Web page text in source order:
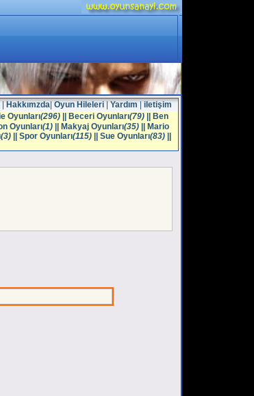
Hakkımzda Oyun Hileleri Yardım
iletişim
Oyunları(296)|| Beceri Oyunları(79)||
Ben
Oyunları(1)|| Makyaj Oyunları(35)||
Mario
(3) Spor Oyunları(115) Sue Oyunları(83)